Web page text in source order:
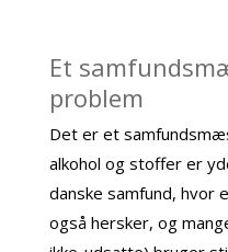
Et
problem
Det er et
alkohol og stoffer er
danske samfund, hvor
også hersker, og